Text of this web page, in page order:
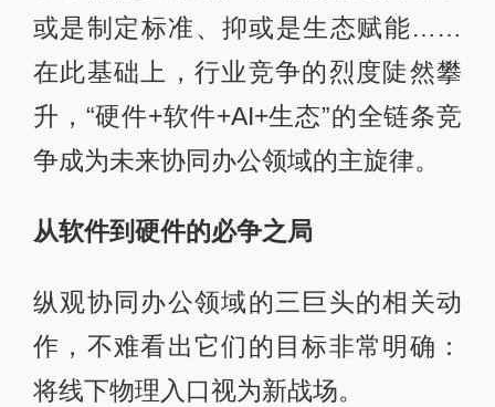
或是制定标准、抑或是生态赋能……
在此基础上，行业竞争的烈度陡然攀
升，“硬件+软件+AI+生态”的全链条竞
争成为未来协同办公领域的主旋律。
从软件到硬件的必争之局
纵观协同办公领域的三巨头的相关动
作，不难看出它们的目标非常明确：
将线下物理入口视为新战场。